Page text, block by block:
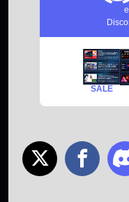
SALE